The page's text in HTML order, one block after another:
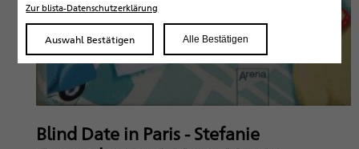
Blind Date in Paris - Stefanie
Zur blista-Datenschutzerklärung
Auswahl Bestätigen Alle Bestätigen